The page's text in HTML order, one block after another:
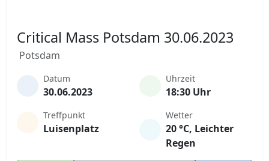
Critical Mass Potsdam 30.06.2023
Potsdam
Datum
30.06.2023
Uhrzeit
18:30 Uhr
Treffpunkt
Luisenplatz
Wetter
20 °C, Leichter
Regen